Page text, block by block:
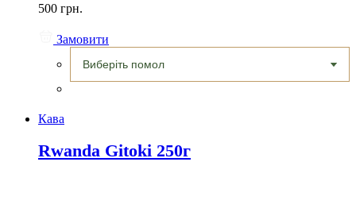
500 грн.
Замовити
Кава
Rwanda Gitoki 250г